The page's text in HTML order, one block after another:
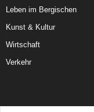
Leben im Bergischen
Kunst & Kultur
Wirtschaft
Verkehr